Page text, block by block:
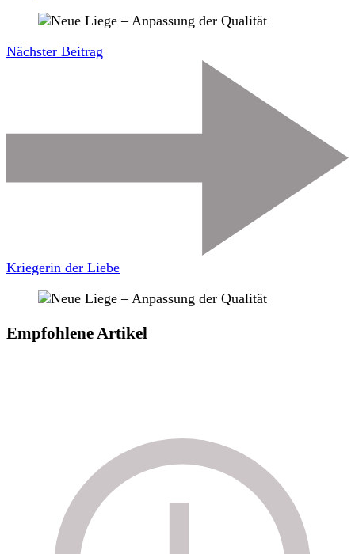
Nächster Beitrag
Kriegerin der Liebe
Empfohlene Artikel